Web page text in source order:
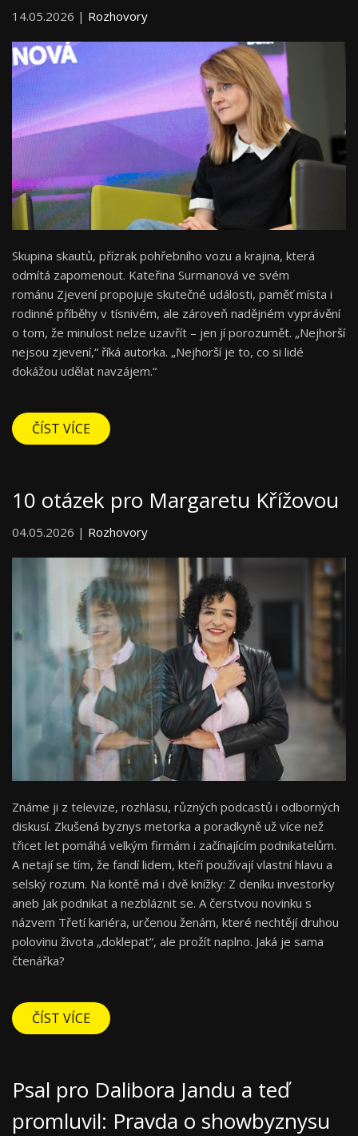
14.05.2026 | Rozhovory
Skupina skautů, přízrak pohřebního vozu a krajina, která
odmítá zapomenout. Kateřina Surmanová ve svém
románu Zjevení propojuje skutečné události, paměť místa i
rodinné příběhy v tísnivém, ale zároveň nadějném vyprávění
o tom, že minulost nelze uzavřít – jen jí porozumět. „Nejhorší
nejsou zjevení,“ říká autorka. „Nejhorší je to, co si lidé
dokážou udělat navzájem.“
ČÍST VÍCE
10 otázek pro Margaretu Křížovou
04.05.2026 | Rozhovory
Známe ji z televize, rozhlasu, různých podcastů i odborných
diskusí. Zkušená byznys metorka a poradkyně už více než
třicet let pomáhá velkým firmám i začínajícím podnikatelům.
A netají se tím, že fandí lidem, kteří používají vlastní hlavu a
selský rozum. Na kontě má i dvě knížky: Z deníku investorky
aneb Jak podnikat a nezbláznit se. A čerstvou novinku s
názvem Třetí kariéra, určenou ženám, které nechtějí druhou
polovinu života „doklepat“, ale prožít naplno. Jaká je sama
čtenářka?
ČÍST VÍCE
Psal pro Dalibora Jandu a teď
promluvil: Pravda o showbyznysu